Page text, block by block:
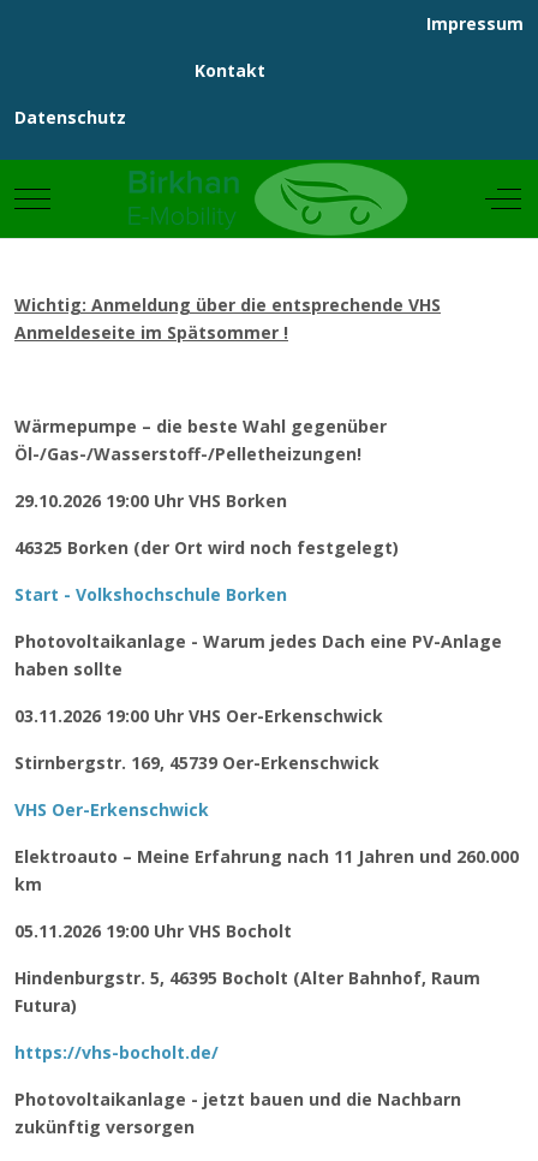
Impressum
Kontakt
Datenschutz
Mobile Menu Toggle
Wichtig: Anmeldung über die entsprechende VHS
Anmeldeseite im Spätsommer !
Wärmepumpe – die beste Wahl gegenüber
Öl-/Gas-/Wasserstoff-/Pelletheizungen!
29.10.2026 19:00 Uhr VHS Borken
46325 Borken (der Ort wird noch festgelegt)
Start - Volkshochschule Borken
Photovoltaikanlage - Warum jedes Dach eine PV-Anlage
haben sollte
03.11.2026 19:00 Uhr VHS Oer-Erkenschwick
Stirnbergstr. 169, 45739 Oer-Erkenschwick
VHS Oer-Erkenschwick
Elektroauto – Meine Erfahrung nach 11 Jahren und 260.000
km
05.11.2026 19:00 Uhr VHS Bocholt
Hindenburgstr. 5, 46395 Bocholt (Alter Bahnhof, Raum
Futura)
https://vhs-bocholt.de/
Photovoltaikanlage - jetzt bauen und die Nachbarn
zukünftig versorgen